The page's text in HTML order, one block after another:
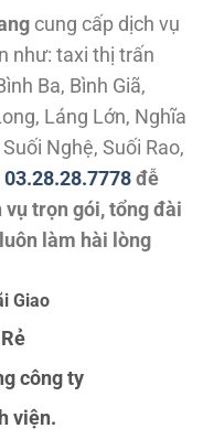
cung cấp dịch vụ
như: taxi thị trấn
Ba, Bình Giã,
Láng Lớn, Nghĩa
Nghệ, Suối Rao,
03.28.28.7778 đễ
trọn gói, tổng đài
làm hài lòng
Giao
công ty
viện.